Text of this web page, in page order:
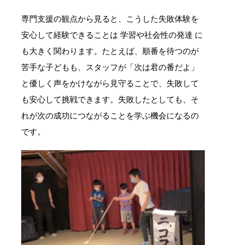
専門支援の観点から見ると、こうした失敗体験を
安心して経験できることは 学習や社会性の発達 に
も大きく関わります。たとえば、順番を待つのが
苦手な子どもも、スタッフが「次は君の番だよ」
と優しく声をかけながら見守ることで、失敗して
も安心して挑戦できます。失敗したとしても、そ
れが次の成功につながることを学ぶ機会になるの
です。